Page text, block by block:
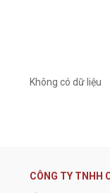
Không có dữ liệu
CÔNG TY TNHH